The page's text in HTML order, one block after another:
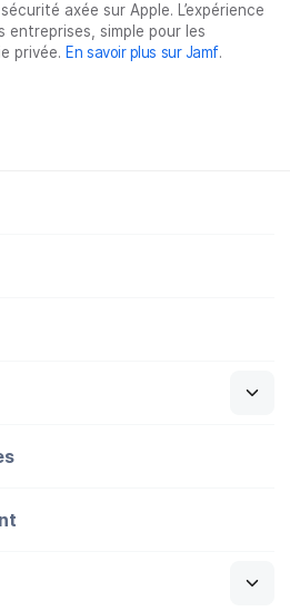
axée sur Apple. L’expérience
entreprises, simple pour les
privée. En savoir plus sur Jamf.